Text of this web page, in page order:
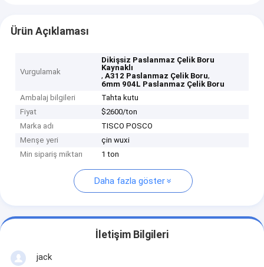
Ürün Açıklaması
Vurgulamak
Dikişsiz Paslanmaz Çelik Boru
Kaynaklı
,A312 Paslanmaz Çelik Boru,
6mm 904L Paslanmaz Çelik Boru
Ambalaj bilgileri
Tahta kutu
Fiyat
$2600/ton
Marka adı
TISCO POSCO
Menşe yeri
çin wuxi
Min sipariş miktarı
1 ton
Daha fazla göster
İletişim Bilgileri
jack